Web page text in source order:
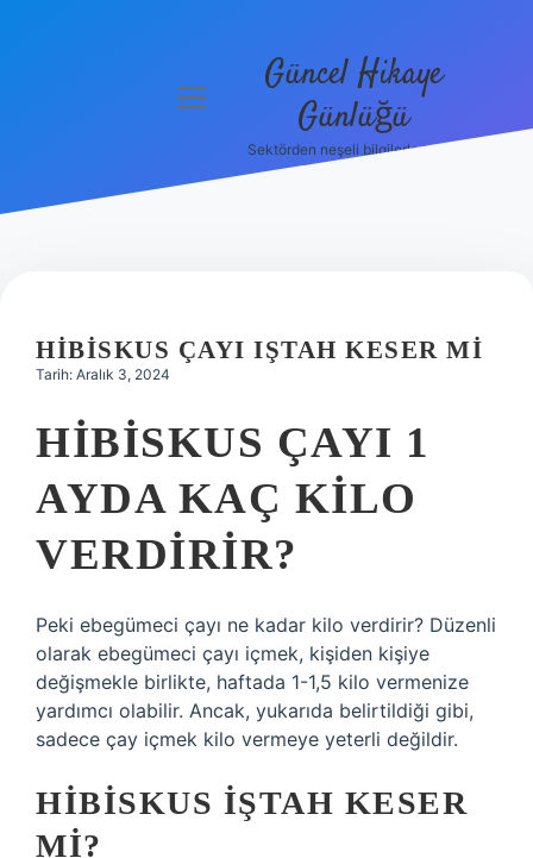
Hakkımızda
menüyü
Güncel Hikaye
Günlüğü
Sektörden neşeli bilgilerle tanış!
HIBISKUS ÇAYI IŞTAH KESER MI
Tarih: Aralık 3, 2024
HIBISKUS ÇAYI 1
AYDA KAÇ KILO
VERDIRIR?
Peki ebegümeci çayı ne kadar kilo verdirir? Düzenli
olarak ebegümeci çayı içmek, kişiden kişiye
değişmekle birlikte, haftada 1-1,5 kilo vermenize
yardımcı olabilir. Ancak, yukarıda belirtildiği gibi,
sadece çay içmek kilo vermeye yeterli değildir.
HIBISKUS IŞTAH KESER
MI?